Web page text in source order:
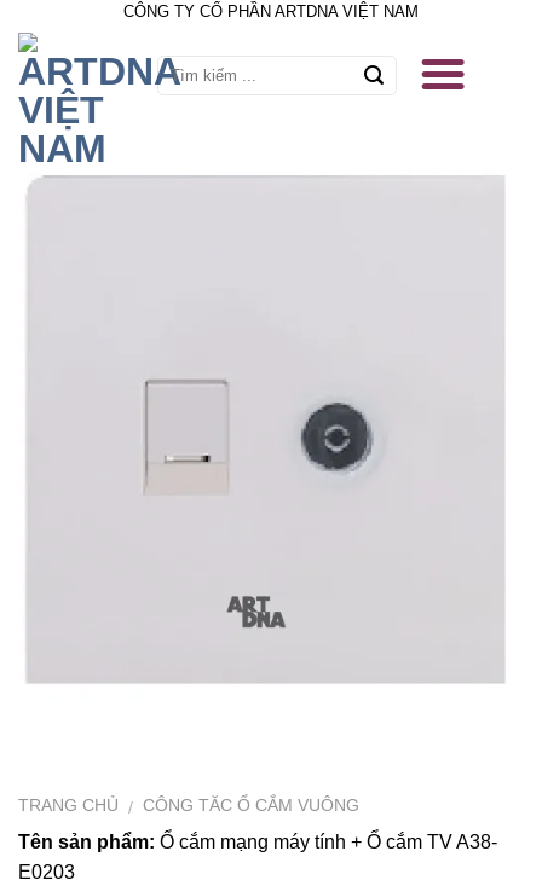
content
CÔNG TY CỔ PHẦN ARTDNA VIỆT NAM
TRANG CHỦ / CÔNG TĂC Ổ CẮM VUÔNG
Tên sản phẩm: Ổ cắm mạng máy tính + Ổ cắm TV A38-
E0203